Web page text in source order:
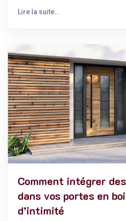
Lire la suite...
Comment intégrer
dans vos portes en
d’intimité